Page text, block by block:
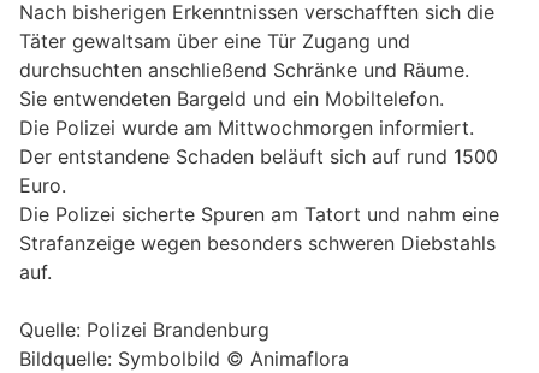
Nach bisherigen Erkenntnissen verschafften sich die
Täter gewaltsam über eine Tür Zugang und
durchsuchten anschließend Schränke und Räume.
Sie entwendeten Bargeld und ein Mobiltelefon.
Die Polizei wurde am Mittwochmorgen informiert.
Der entstandene Schaden beläuft sich auf rund 1500
Euro.
Die Polizei sicherte Spuren am Tatort und nahm eine
Strafanzeige wegen besonders schweren Diebstahls
auf.
Quelle: Polizei Brandenburg
Bildquelle: Symbolbild © Animaflora